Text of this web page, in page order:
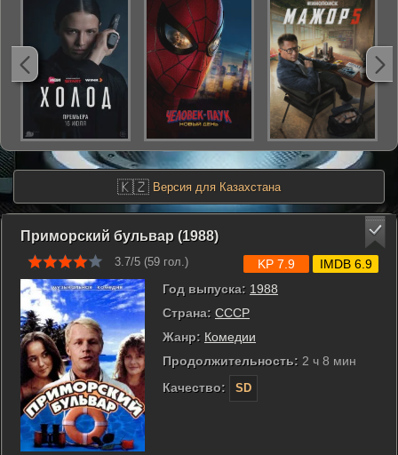
🇰🇿 Версия для Казахстана
Приморский бульвар (1988)
3.7/5 (59 гол.)
Год выпуска: 1988
Страна: СССР
Жанр: Комедии
Продолжительность: 2 ч 8 мин
Качество:
SD
KP 7.9 IMDB 6.9